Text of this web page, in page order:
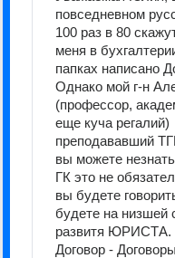
повседневном
100 раз в 80
меня в
папках написано
Однако мой г-н
(профессор,
еще куча регалий)
преподававший
вы можете
ГК это не
вы будете
будете на низшей
развитя ЮРИСТА.
Договор -